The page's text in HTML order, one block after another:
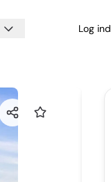
Log ind